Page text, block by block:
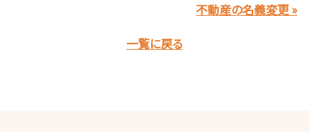
不動産の名義変更 »
一覧に戻る